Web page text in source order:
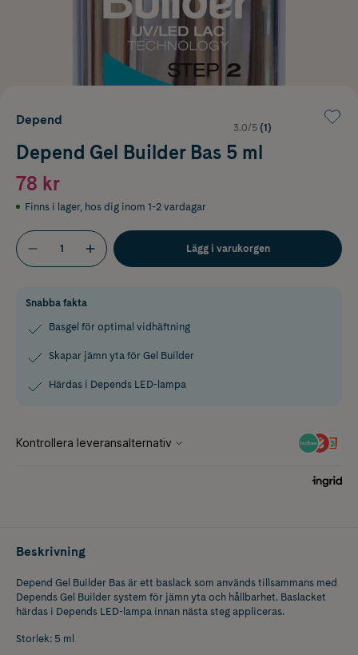
Depend
3.0/5 (1)
Depend Gel Builder Bas 5 ml
78 kr
Finns i lager, hos dig inom 1-2 vardagar
Lägg i varukorgen
Snabba fakta
Basgel för optimal vidhäftning
Skapar jämn yta för Gel Builder
Härdas i Depends LED-lampa
Beskrivning
Depend Gel Builder Bas är ett baslack som används tillsammans med
Depends Gel Builder system för jämn yta och hållbarhet. Baslacket
härdas i Depends LED-lampa innan nästa steg appliceras.
Storlek: 5 ml